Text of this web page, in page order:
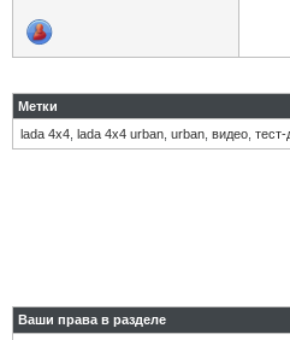
Метки
lada 4x4 lada 4x4 urban urban видео тест-
Ваши права в разделе